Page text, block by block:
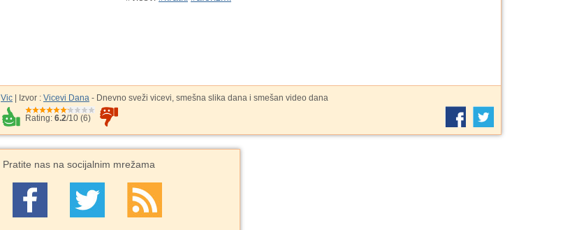
Vic | Izvor : Vicevi Dana - Dnevno sveži vicevi, smešna slika dana i smešan video dana
Rating: 6.2/10 (6)
Pratite nas na socijalnim mrežama